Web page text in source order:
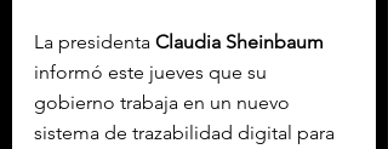
La presidenta Claudia Sheinbaum
informó este jueves que su
gobierno trabaja en un nuevo
sistema de trazabilidad digital para